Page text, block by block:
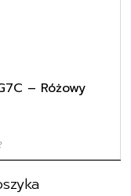
– Różowy